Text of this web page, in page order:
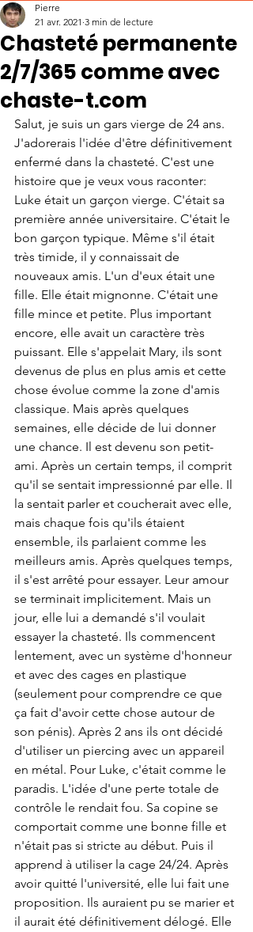
Chasteté permanente
2/7/365 comme avec
chaste-t.com
Pierre
21 avr. 2021 3 min de lecture
Salut, je suis un gars vierge de 24 ans.
J'adorerais l'idée d'être définitivement
enfermé dans la chasteté. C'est une
histoire que je veux vous raconter:
Luke était un garçon vierge. C'était sa
première année universitaire. C'était le
bon garçon typique. Même s'il était
très timide, il y connaissait de
nouveaux amis. L'un d'eux était une
fille. Elle était mignonne. C'était une
fille mince et petite. Plus important
encore, elle avait un caractère très
puissant. Elle s'appelait Mary, ils sont
devenus de plus en plus amis et cette
chose évolue comme la zone d'amis
classique. Mais après quelques
semaines, elle décide de lui donner
une chance. Il est devenu son petit-
ami. Après un certain temps, il comprit
qu'il se sentait impressionné par elle. Il
la sentait parler et coucherait avec elle,
mais chaque fois qu'ils étaient
ensemble, ils parlaient comme les
meilleurs amis. Après quelques temps,
il s'est arrêté pour essayer. Leur amour
se terminait implicitement. Mais un
jour, elle lui a demandé s'il voulait
essayer la chasteté. Ils commencent
lentement, avec un système d'honneur
et avec des cages en plastique
(seulement pour comprendre ce que
ça fait d'avoir cette chose autour de
son pénis). Après 2 ans ils ont décidé
d'utiliser un piercing avec un appareil
en métal. Pour Luke, c'était comme le
paradis. L'idée d'une perte totale de
contrôle le rendait fou. Sa copine se
comportait comme une bonne fille et
n'était pas si stricte au début. Puis il
apprend à utiliser la cage 24/24. Après
avoir quitté l'université, elle lui fait une
proposition. Ils auraient pu se marier et
il aurait été définitivement délogé. Elle